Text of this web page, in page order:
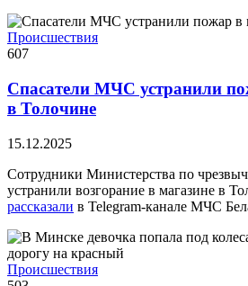
Происшествия
607
Спасатели МЧС устранили
в Толочине
15.12.2025
Сотрудники Министерства по
устранили возгорание в магазине в
рассказали в Telegram-канале МЧС
Происшествия